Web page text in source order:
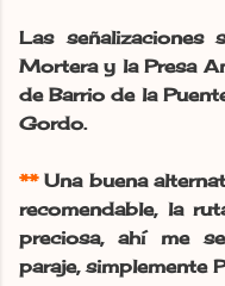
Las
Mortera y la Presa
de Barrio de la
Gordo.
**Una buena
recomendable, la
preciosa, ahí me
paraje, simplemente